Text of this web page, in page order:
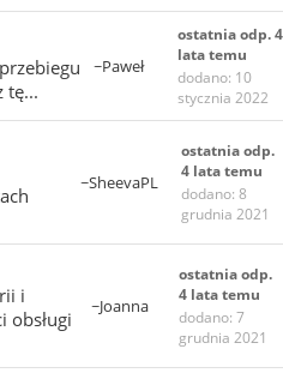
tę...
~Paweł
ostatnia odp. 4
lata temu
dodano: 10
stycznia 2022
~SheevaPL
ostatnia odp.
4 lata temu
dodano: 8
grudnia 2021
i
obsługi
~Joanna
ostatnia odp.
4 lata temu
dodano: 7
grudnia 2021